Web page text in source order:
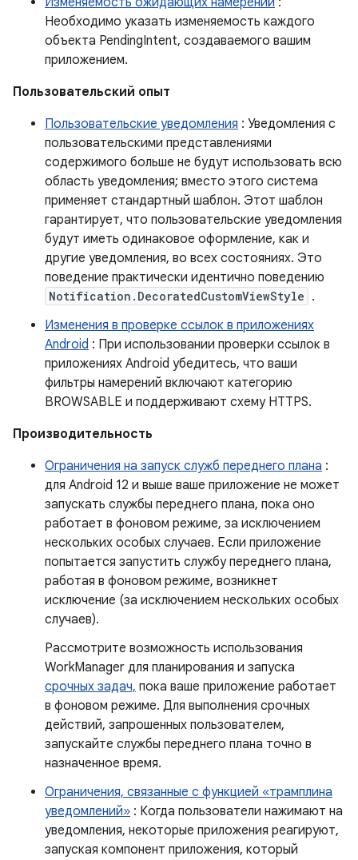
Необходимо указать изменяемость каждого
объекта PendingIntent, создаваемого вашим
приложением.
Пользовательский опыт
Пользовательские уведомления : Уведомления с
пользовательскими представлениями
содержимого больше не будут использовать всю
область уведомления; вместо этого система
применяет стандартный шаблон. Этот шаблон
гарантирует, что пользовательские уведомления
будут иметь одинаковое оформление, как и
другие уведомления, во всех состояниях. Это
поведение практически идентично поведению
Notification.DecoratedCustomViewStyle .
Изменения в проверке ссылок в приложениях
Android : При использовании проверки ссылок в
приложениях Android убедитесь, что ваши
фильтры намерений включают категорию
BROWSABLE и поддерживают схему HTTPS.
Производительность
Ограничения на запуск служб переднего плана :
для Android 12 и выше ваше приложение не может
запускать службы переднего плана, пока оно
работает в фоновом режиме, за исключением
нескольких особых случаев. Если приложение
попытается запустить службу переднего плана,
работая в фоновом режиме, возникнет
исключение (за исключением нескольких особых
случаев).
Рассмотрите возможность использования
WorkManager для планирования и запуска
срочных задач, пока ваше приложение работает
в фоновом режиме. Для выполнения срочных
действий, запрошенных пользователем,
запускайте службы переднего плана точно в
назначенное время.
Ограничения, связанные с функцией «трамплина
уведомлений» : Когда пользователи нажимают на
уведомления, некоторые приложения реагируют,
запуская компонент приложения, который